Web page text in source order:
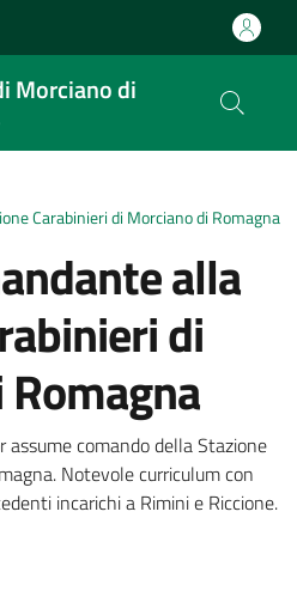
Morciano di
Carabinieri di Morciano di Romagna
alla
di
comando della Stazione
Notevole curriculum con
incarichi a Rimini e Riccione.